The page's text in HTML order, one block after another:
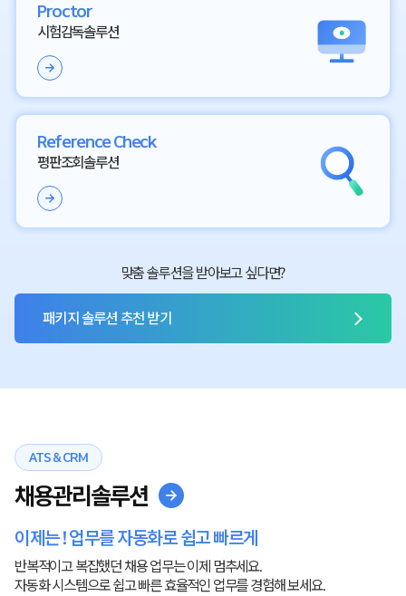
Proctor
시험감독솔루션
Reference Check
평판조회솔루션
맞춤 솔루션을 받아보고 싶다면?
패키지 솔루션 추천 받기
ATS & CRM
채용관리솔루션
이제는 ! 업무를 자동화로 쉽고 빠르게
반복적이고 복잡했던 채용 업무는 이제 멈추세요.
자동화 시스템으로 쉽고 빠른 효율적인 업무를 경험해 보세요.